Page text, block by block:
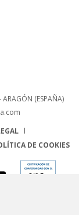
ARAGÓN (ESPAÑA)
DE COOKIES